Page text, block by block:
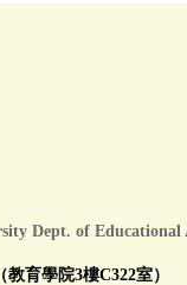
Dept. of
育學院3樓C322室）